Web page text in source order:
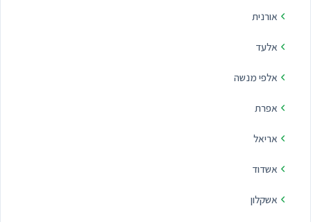
אורנית
אלעד
אלפי מנשה
אפרת
אריאל
אשדוד
אשקלון